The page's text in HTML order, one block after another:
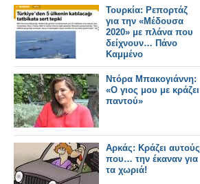
Τουρκία: Ρεπορτάζ
για την «Μέδουσα
2020» με πλάνα που
δείχνουν… Πάνο
Καμμένο
Ντόρα Μπακογιάννη:
«Ο γιος μου με κράζει
παντού»
Αρκάς: Κράζει αυτούς
που… την έκαναν για
τα χωριά!